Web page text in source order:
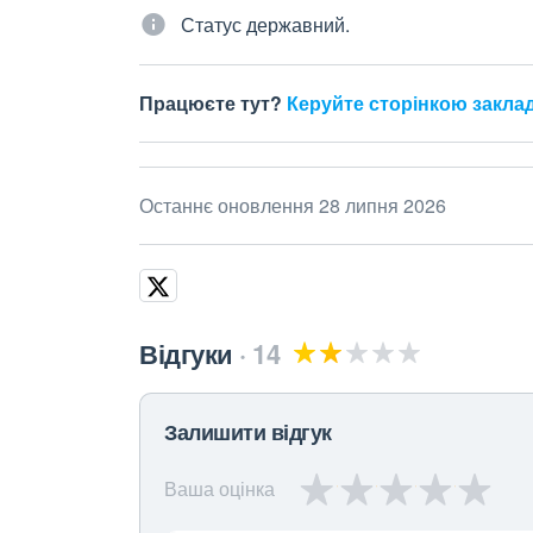
Статус державний.
Працюєте тут? Керуйте сторінкою
Останнє оновлення 28 липня 2026
Відгуки 14
Залишити відгук
Ваша оцінка